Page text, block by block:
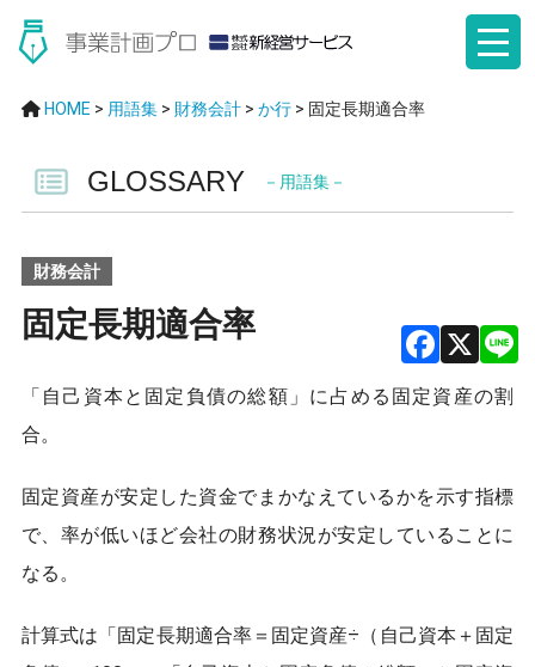
HOME > 用語集> 財務会計> か行> 固定長期適合率
GLOSSARY －用語集－
財務会計
固定長期適合率
F
b
o
k
X
「自己資本と固定負債の総額」に占める固定資産の割
合。
固定資産が安定した資金でまかなえているかを示す指標
で、率が低いほど会社の財務状況が安定していることに
なる。
計算式は「固定長期適合率＝固定資産÷（自己資本＋固定